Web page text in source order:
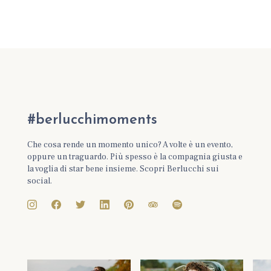
#berlucchimoments
Che cosa rende un momento unico? A volte è un evento,
oppure un traguardo. Più spesso è la compagnia giusta e
la voglia di star bene insieme. Scopri Berlucchi sui
social.